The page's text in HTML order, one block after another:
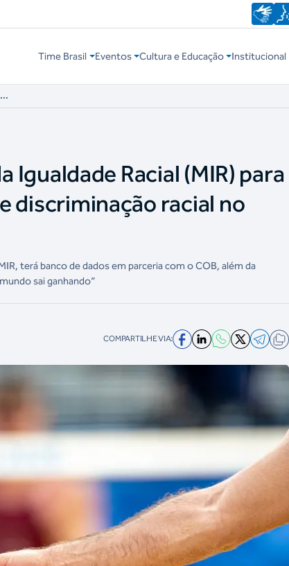
Time Brasil Eventos Cultura e Educação Institucional
Igualdade Racial (MIR) para
discriminação racial no
terá banco de dados em parceria com o COB, além da
sai ganhando”
COMPARTILHE VIA: